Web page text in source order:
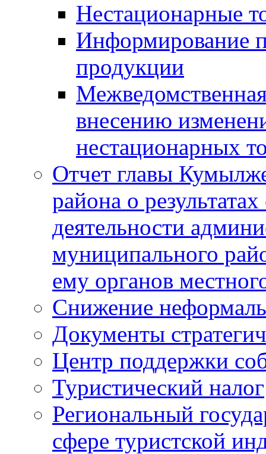
Нестационарные
Информирование
продукции
внесению
нестационарных
Отчет главы
района о
деятельности
муниципального
ему органов
Снижение
Документы
Центр поддержки
Туристический налог
Региональный
сфере туристской